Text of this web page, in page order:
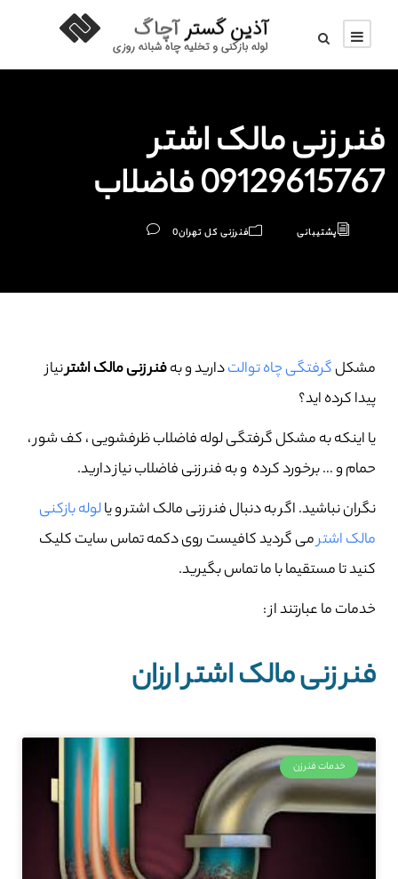
فنر زنی مالک اشتر
09129615767 فاضلاب
پشتیبانی فنرزنی کل تهران0
مشکلگرفتگی چاه توالتدارید و بهفنر زنی مالک اشترنیاز
پیدا کرده اید؟
یا اینکه به مشکل گرفتگی لوله فاضلاب ظرفشویی ، کف شور ،
حمام و … برخورد کرده و به فنر زنی فاضلاب نیاز دارید.
نگران نباشید. اگر به دنبال فنر زنی مالک اشتر و یالوله بازکنی
مالک اشترمی گردید کافیست روی دکمه تماس سایت کلیک
کنید تا مستقیما با ما تماس بگیرید.
خدمات ما عبارتند از :
فنر زنی مالک اشتر ارزان
خدمات فنرزن